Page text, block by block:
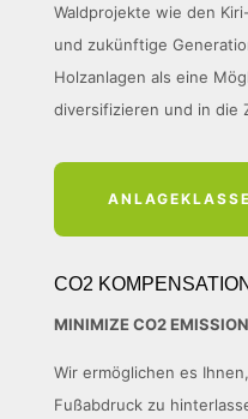
Waldprojekte wie den
und zukünftige
Holzanlagen als eine
diversifizieren und in die
CO2
MINIMIZE CO2
Wir ermöglichen es
Fußabdruck zu